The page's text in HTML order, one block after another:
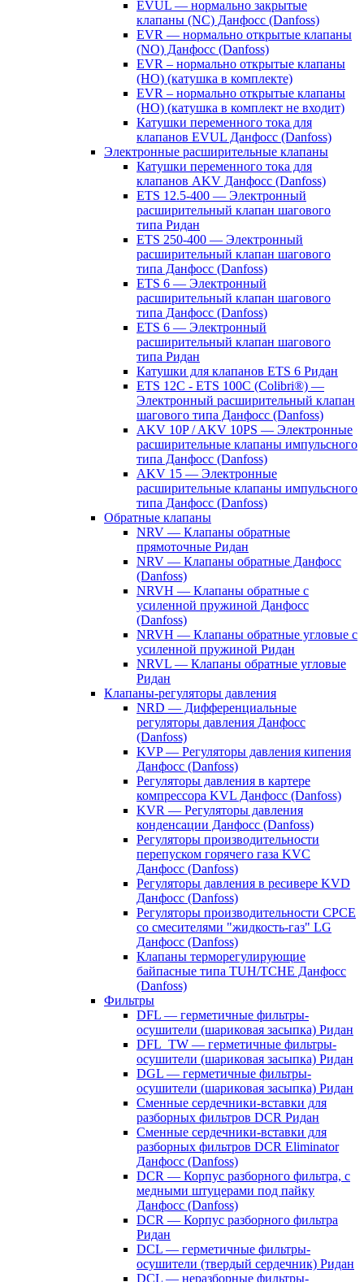
EVUL — нормально закрытые
клапаны (NC) Данфосс (Danfoss)
EVR — нормально открытые клапаны
(NO) Данфосс (Danfoss)
EVR – нормально открытые клапаны
(НО) (катушка в комплекте)
EVR – нормально открытые клапаны
(НО) (катушка в комплект не входит)
Катушки переменного тока для
клапанов EVUL Данфосс (Danfoss)
Электронные расширительные клапаны
Катушки переменного тока для
клапанов AKV Данфосс (Danfoss)
ETS 12.5-400 — Электронный
расширительный клапан шагового
типа Ридан
ETS 250-400 — Электронный
расширительный клапан шагового
типа Данфосс (Danfoss)
ETS 6 — Электронный
расширительный клапан шагового
типа Данфосс (Danfoss)
ETS 6 — Электронный
расширительный клапан шагового
типа Ридан
Катушки для клапанов ETS 6 Ридан
ETS 12C - ETS 100C (Colibri®) —
Электронный расширительный клапан
шагового типа Данфосс (Danfoss)
AKV 10P / AKV 10PS — Электронные
расширительные клапаны импульсного
типа Данфосс (Danfoss)
AKV 15 — Электронные
расширительные клапаны импульсного
типа Данфосс (Danfoss)
Обратные клапаны
NRV — Клапаны обратные
прямоточные Ридан
NRV — Клапаны обратные Данфосс
(Danfoss)
NRVH — Клапаны обратные с
усиленной пружиной Данфосс
(Danfoss)
NRVH — Клапаны обратные угловые с
усиленной пружиной Ридан
NRVL — Клапаны обратные угловые
Ридан
Клапаны-регуляторы давления
NRD — Дифференциальные
регуляторы давления Данфосс
(Danfoss)
KVP — Регуляторы давления кипения
Данфосс (Danfoss)
Регуляторы давления в картере
компрессора KVL Данфосс (Danfoss)
KVR — Регуляторы давления
конденсации Данфосс (Danfoss)
Регуляторы производительности
перепуском горячего газа KVC
Данфосс (Danfoss)
Регуляторы давления в ресивере KVD
Данфосс (Danfoss)
Регуляторы производительности CPCE
со смесителями "жидкость-газ" LG
Данфосс (Danfoss)
Клапаны терморегулирующие
байпасные типа TUH/TCHE Данфосс
(Danfoss)
Фильтры
DFL — герметичные фильтры-
осушители (шариковая засыпка) Ридан
DFL_TW — герметичные фильтры-
осушители (шариковая засыпка) Ридан
DGL — герметичные фильтры-
осушители (шариковая засыпка) Ридан
Сменные сердечники-вставки для
разборных фильтров DCR Ридан
Сменные сердечники-вставки для
разборных фильтров DCR Eliminator
Данфосс (Danfoss)
DCR — Корпус разборного фильтра, с
медными штуцерами под пайку
Данфосс (Danfoss)
DCR — Корпус разборного фильтра
Ридан
DCL — герметичные фильтры-
осушители (твердый сердечник) Ридан
DCL — неразборные фильтры-